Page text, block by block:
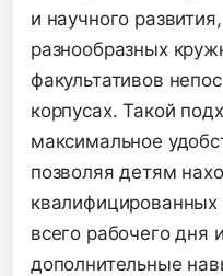
и научного
разнообразных
факультативов
корпусах. Такой
максимальное
позволяя детям
квалифицированных
всего рабочего дня
дополнительные